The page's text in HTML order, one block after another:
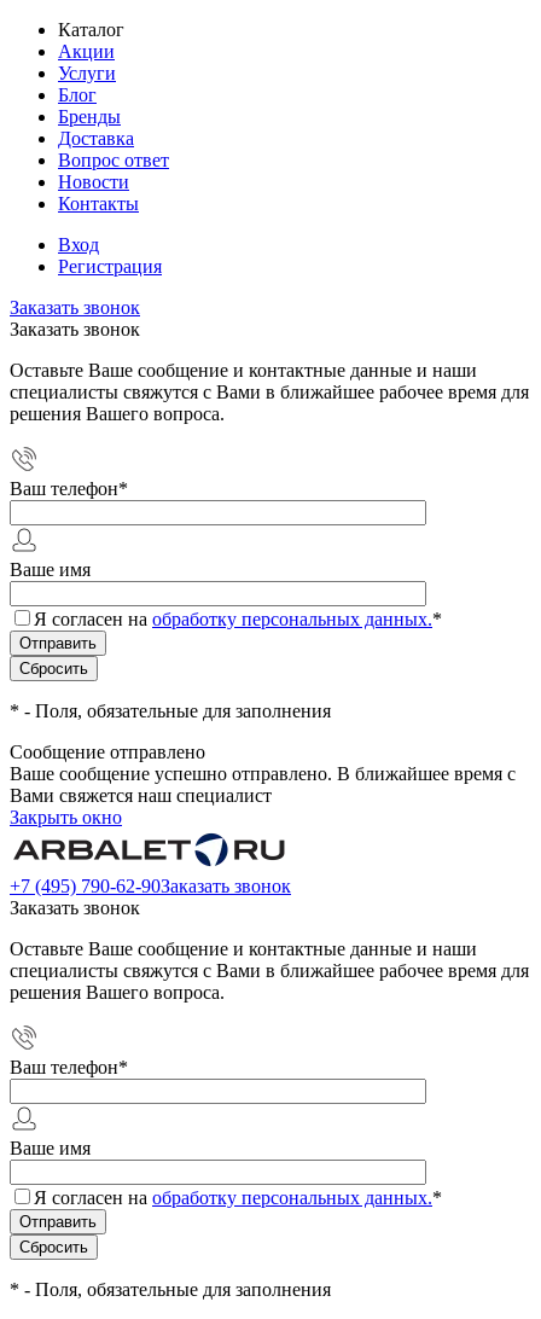
Каталог
Акции
Услуги
Блог
Бренды
Доставка
Вопрос ответ
Новости
Контакты
Вход
Регистрация
Заказать звонок
Заказать звонок
Оставьте Ваше сообщение и контактные данные и наши
специалисты свяжутся с Вами в ближайшее рабочее время для
решения Вашего вопроса.
Ваш телефон*
Ваше имя
Я согласен на обработку персональных данных.*
* - Поля, обязательные для заполнения
Сообщение отправлено
Ваше сообщение успешно отправлено. В ближайшее время с
Вами свяжется наш специалист
Закрыть окно
+7 (495) 790-62-90Заказать звонок
Заказать звонок
Оставьте Ваше сообщение и контактные данные и наши
специалисты свяжутся с Вами в ближайшее рабочее время для
решения Вашего вопроса.
Ваш телефон*
Ваше имя
Я согласен на обработку персональных данных.*
* - Поля, обязательные для заполнения